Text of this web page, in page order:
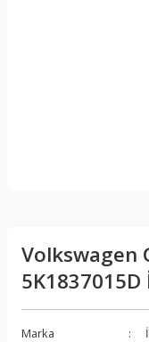
Volkswagen
Marka